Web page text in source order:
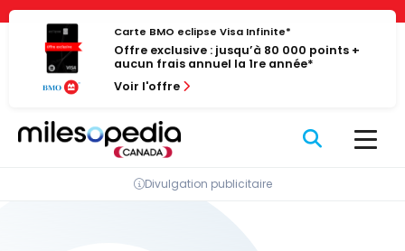
Panneau de gestion des cookies
Passer
contenu
Carte BMO eclipse Visa Infinite*
Offre exclusive : jusqu’à 80 000 points +
aucun frais annuel la 1re année*
Voir l'offre
Divulgation publicitaire